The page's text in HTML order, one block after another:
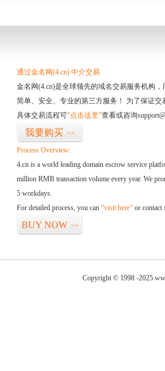
通过金名网(4.cn) 中介交易
金名网(4.cn)是全球领先的域名交易服务机构
简单、安全、专业的第三方服务！ 为了保证
具体交易流程可“点击这里”查看或咨询
我要购买 >>
Process Overview:
4.cn is a world leading domain escrow service
million RMB transaction volume every year. We
5 workdays.
For detailed process, you can “visit here” or contact
BUY NOW >>
Copyright © 1998 -2025